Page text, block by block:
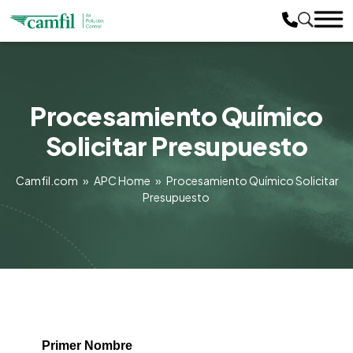
Procesamiento Químico
Solicitar Presupuesto
Camfil.com » APC Home » Procesamiento Químico Solicitar
Presupuesto
Primer Nombre